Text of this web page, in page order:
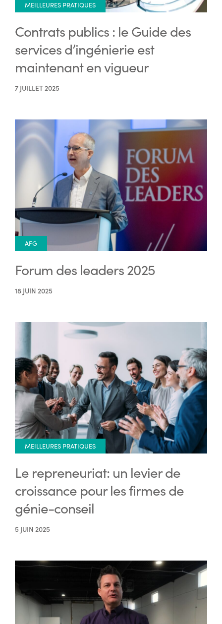
MEILLEURES PRATIQUES
Contrats publics : le Guide des
services d’ingénierie est
maintenant en vigueur
7 JUILLET 2025
AFG
Forum des leaders 2025
18 JUIN 2025
MEILLEURES PRATIQUES
Le repreneuriat: un levier de
croissance pour les firmes de
génie-conseil
5 JUIN 2025